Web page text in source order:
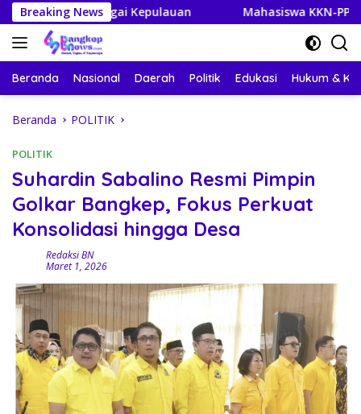
Langsung
ke
konten
Breaking News
Kepulauan Mahasiswa KKN-PPM UGM Data Situs
Beranda Nasional Daerah Politik Edukasi Hukum &
Beranda POLITIK
POLITIK
Suhardin Sabalino Resmi Pimpin
Golkar Bangkep, Fokus Perkuat
Konsolidasi hingga Desa
Redaksi BN
Maret 1, 2026